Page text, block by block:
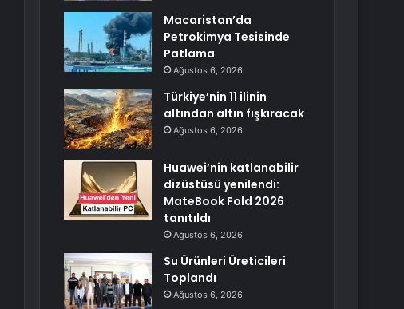
Macaristan’da
Petrokimya Tesisinde
Patlama
Ağustos 6, 2026
Türkiye’nin 11 ilinin
altından altın fışkıracak
Ağustos 6, 2026
Huawei’nin katlanabilir
dizüstüsü yenilendi:
MateBook Fold 2026
tanıtıldı
Ağustos 6, 2026
Su Ürünleri Üreticileri
Toplandı
Ağustos 6, 2026